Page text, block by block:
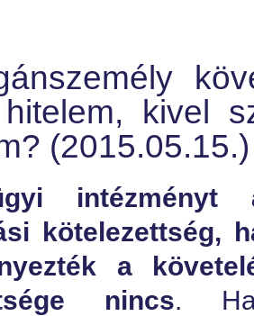
kivel
(2015.05.15.)
kötelezettség,
a
nincs.